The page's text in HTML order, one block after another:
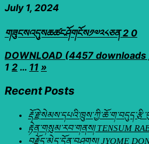
July 1, 2024
གཟུངསའདུསཆཚངཤོགངོས༡༧༢༨ཅན 2 0
DOWNLOAD (4457 downloads
Posts
pagination
1 2 … 11 »
Recent Posts
རྟེན་གསུམ་རབ་གནས། TENSUM
བརྗོད་མེད་དོན་བཤགས། JYOME